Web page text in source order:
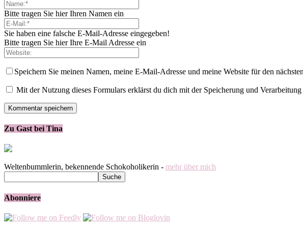
Bitte tragen Sie hier Ihren Namen ein
Sie haben eine falsche E-Mail-Adresse eingegeben!
Bitte tragen Sie hier Ihre E-Mail Adresse ein
Speichern Sie meinen Namen, meine E-Mail-Adresse und meine Website für den
Mit der Nutzung dieses Formulars erklärst du dich mit der Speicherung und
Zu Gast bei Tina
Weltenbummlerin, bekennende Schokoholikerin - mehr über mich
Abonniere